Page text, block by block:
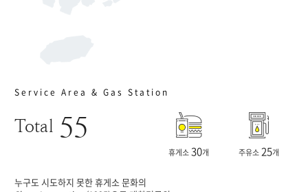
Service Area & Gas Station
Total 55
휴게소30개 주유소25개
누구도 시도하지 못한 휴게소 문화의